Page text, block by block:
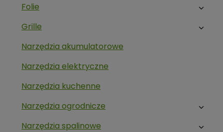
Folie
Grille
Narzędzia akumulatorowe
Narzędzia elektryczne
Narzędzia kuchenne
Narzędzia ogrodnicze
Narzędzia spalinowe